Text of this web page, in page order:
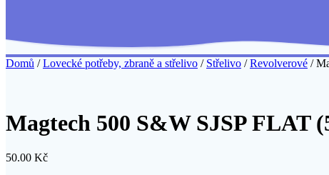
Domů /Lovecké potřeby, zbraně a střelivo / Střelivo /Revolverové /
Magtech 500 S&W SJSP FLAT
50.00 Kč